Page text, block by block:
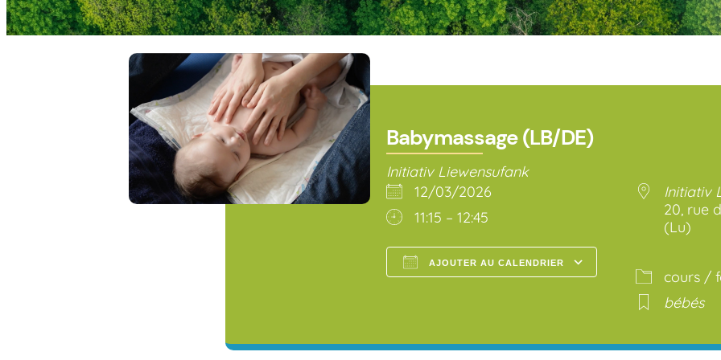
Babymassage (LB/DE)
Initiativ Liewensufank
12/03/2026
11:15 – 12:45
AJOUTER AU CALENDRIER
Calendrier
Initiativ
20, rue
(Lu)
cours /
bébés